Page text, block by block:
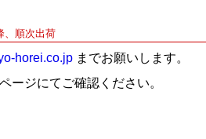
、順次出荷
horei.co.jp までお願いします。
ページにてご確認ください。